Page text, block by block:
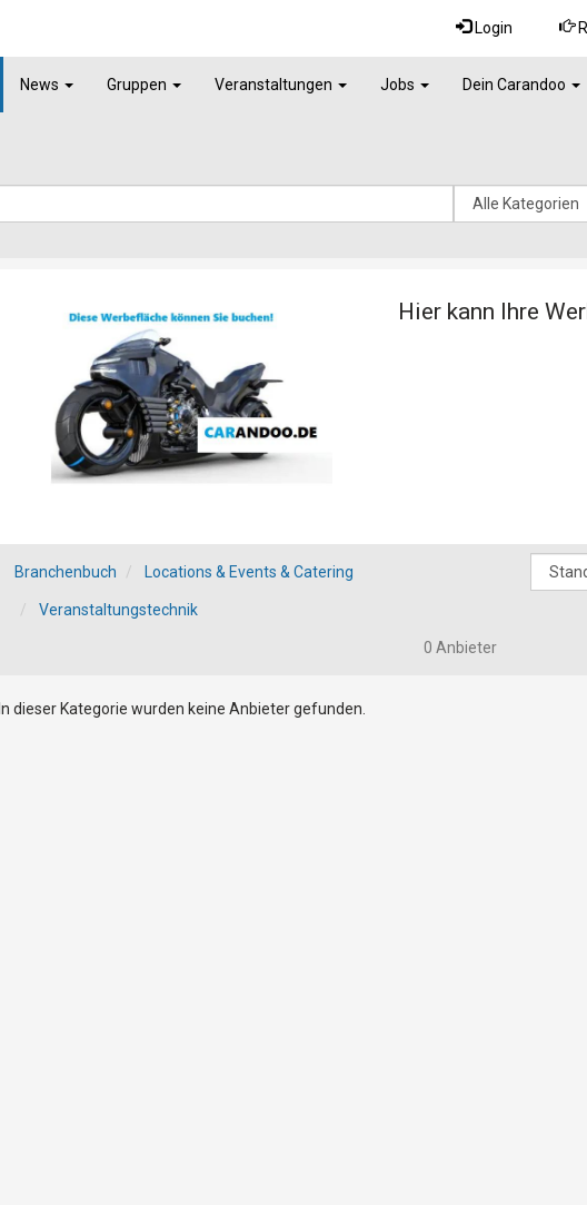
Login
News Gruppen Veranstaltungen Jobs Dein Carandoo
Hier kann Ihre
Branchenbuch Locations & Events & Catering
Veranstaltungstechnik
0 Anbieter
In dieser Kategorie wurden keine Anbieter gefunden.